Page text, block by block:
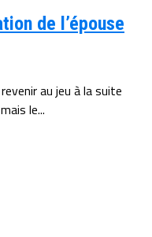
de l’épouse
au jeu à la suite
le...